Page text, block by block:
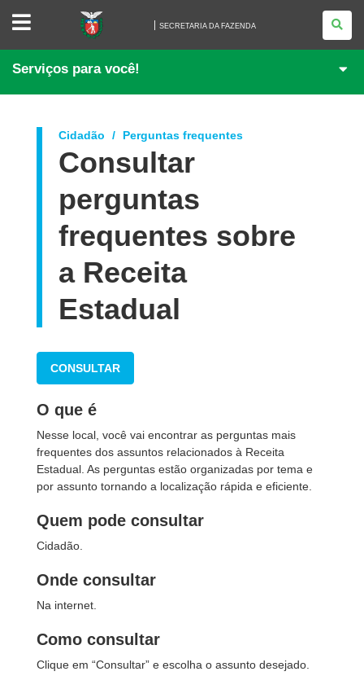
SECRETARIA
FAZENDA
SECRETARIA DA FAZENDA
Serviços para você!
Cidadão Perguntas frequentes
Consultar
perguntas
frequentes sobre
a Receita
Estadual
CONSULTAR
O que é
Nesse local, você vai encontrar as perguntas mais
frequentes dos assuntos relacionados à Receita
Estadual. As perguntas estão organizadas por tema e
por assunto tornando a localização rápida e eficiente.
Quem pode consultar
Cidadão.
Onde consultar
Na internet.
Como consultar
Clique em “Consultar” e escolha o assunto desejado.